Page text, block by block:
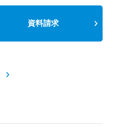
資料請求